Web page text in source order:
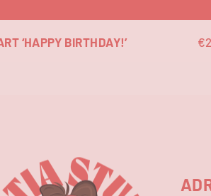
€
‘HAPPY BIRTHDAY!’